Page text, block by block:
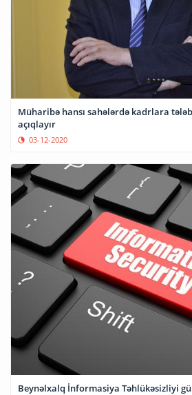
Müharibə hansı sahələrdə kadrlara
açıqlayır
03-12-2020
Beynəlxalq İnformasiya Təhlükəsizliyi